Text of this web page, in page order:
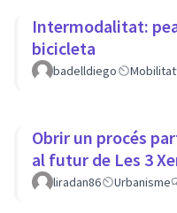
Intermodalitat:
bicicleta
badelldiego Mobilitat
Obrir un procés
al futur de Les 3
liradan86 Urbanisme